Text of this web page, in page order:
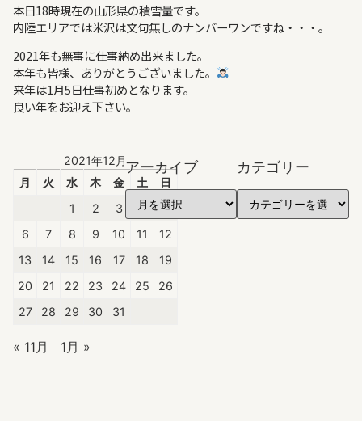
本日18時現在の山形県の積雪量です。
内陸エリアでは米沢は文句無しのナンバーワンですね・・・。
2021年も無事に仕事納め出来ました。
本年も皆様、ありがとうございました。
来年は1月5日仕事初めとなります。
良い年をお迎え下さい。
2021年12月
月
火 水 木 金 土
日
1
2 3 4
5
6
7 8 9 10 11
12
13
14 15 16 17 18
19
20
21 22 23 24 25
26
27
28 29 30 31
« 11月 1月 »
アーカイブ カテゴリー